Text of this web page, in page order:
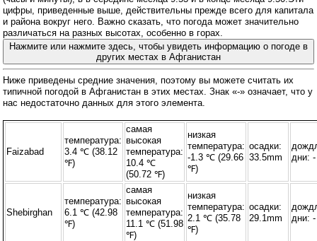
цифры, приведенные выше, действительны прежде всего для капитала
и района вокруг него. Важно сказать, что погода может значительно
различаться на разных высотах, особенно в горах.
Нажмите или нажмите здесь, чтобы увидеть информацию о погоде в
других местах в Афганистан
Ниже приведены средние значения, поэтому вы можете считать их
типичной погодой в Афганистан в этих местах. Знак «-» означает, что у
нас недостаточно данных для этого элемента.
Faizabad
температура:
3.4 ℃ (38.12
℉)
самая
высокая
температура:
10.4 ℃
(50.72 ℉)
низкая
температура:
-1.3 ℃ (29.66
℉)
осадки:
33.5mm
дни: -
Shebirghan
температура:
6.1 ℃ (42.98
℉)
самая
высокая
температура:
11.1 ℃ (51.98
℉)
низкая
температура:
2.1 ℃ (35.78
℉)
осадки:
29.1mm
дни: -